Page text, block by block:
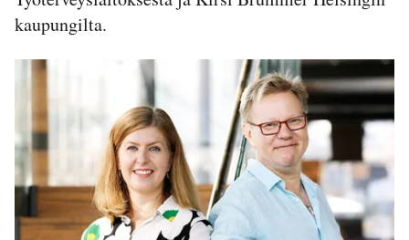
kaupungilta.